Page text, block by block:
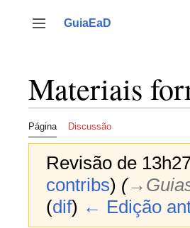
para
Alternar barra lateral
GuiaEaD
Materiais
Página Discussão
Revisão de
contribs) (
(dif) ← Edição